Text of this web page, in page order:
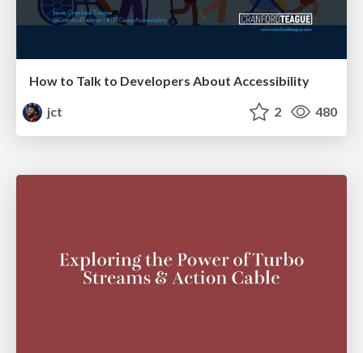
How to Talk to Developers About Accessibility
jct
2 480